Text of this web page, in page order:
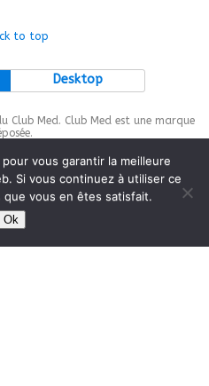
to top
Desktop
Club Med. Club Med est une marque
bywp-copyrightpro.com
vous garantir la meilleure
Si vous continuez à utiliser ce
vous en êtes satisfait.
Ok